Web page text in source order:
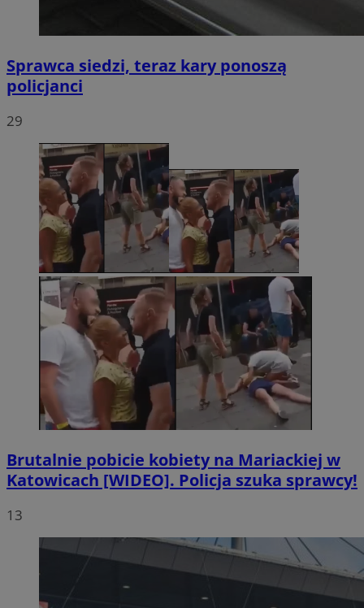
Sprawca siedzi, teraz kary ponoszą
policjanci
29
Brutalnie pobicie kobiety na Mariackiej w
Katowicach [WIDEO]. Policja szuka sprawcy!
13